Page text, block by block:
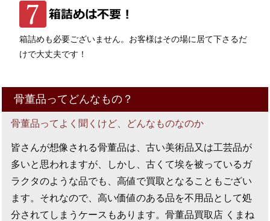
箱詰めも必要ございません。お客様はその場に居て下さるだ
けで大丈夫です！
骨董品ってどんなもの？
骨董品ってよく聞くけど、どんなものなのか
皆さんが想像される骨董品は、古い美術品又は工芸品が
多いと思われますが、しかし、古くて埃を被っているガ
ラクタのような品でも、高値で買取となることもござい
ます。それなので、高い価値のある品を不用品として処
分されてしまうケースもあります。骨董品買取店 くまね